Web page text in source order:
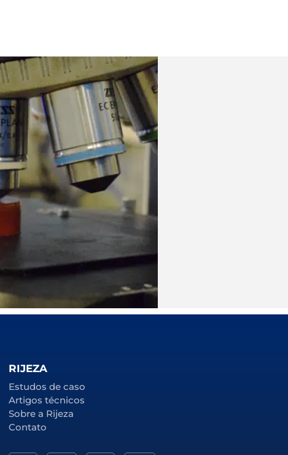
RIJEZA
Estudos de caso
Artigos técnicos
Sobre a Rijeza
Contato